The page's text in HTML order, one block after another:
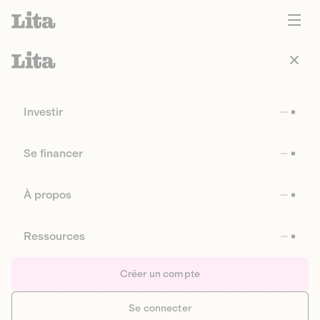
Investir
Se financer
À propos
Ressources
Créer un compte
Se connecter